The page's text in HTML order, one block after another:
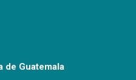
de Guatemala